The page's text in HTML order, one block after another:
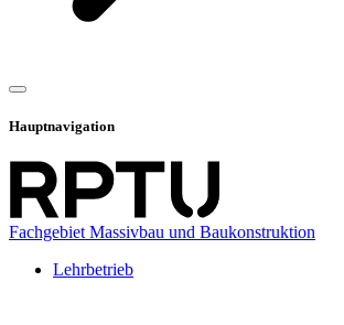
Hauptnavigation
Fachgebiet Massivbau und Baukonstruktion
Lehrbetrieb